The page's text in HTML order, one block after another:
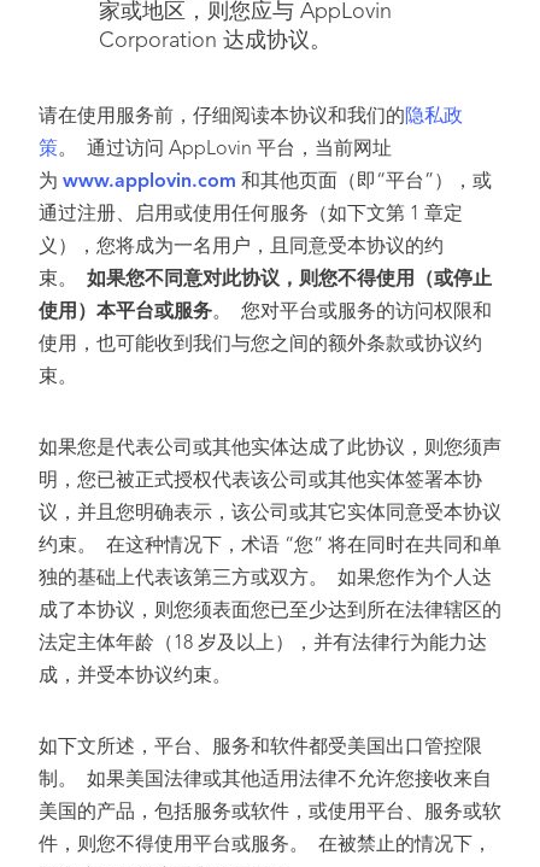
家或地区，则您应与 AppLovin
Corporation 达成协议。
请在使用服务前，仔细阅读本协议和我们的 隐私政
策。 通过访问 AppLovin 平台，当前网址
为 www.applovin.com 和其他页面（即“平台”），或
通过注册、启用或使用任何服务（如下文第 1 章定
义），您将成为一名用户，且同意受本协议的约
束。 如果您不同意对此协议，则您不得使用（或停止
使用）本平台或服务。 您对平台或服务的访问权限和
使用，也可能收到我们与您之间的额外条款或协议约
束。
如果您是代表公司或其他实体达成了此协议，则您须声
明，您已被正式授权代表该公司或其他实体签署本协
议，并且您明确表示，该公司或其它实体同意受本协议
约束。 在这种情况下，术语 “您” 将在同时在共同和单
独的基础上代表该第三方或双方。 如果您作为个人达
成了本协议，则您须表面您已至少达到所在法律辖区的
法定主体年龄（18 岁及以上），并有法律行为能力达
成，并受本协议约束。
如下文所述，平台、服务和软件都受美国出口管控限
制。 如果美国法律或其他适用法律不允许您接收来自
美国的产品，包括服务或软件，或使用平台、服务或软
件，则您不得使用平台或服务。 在被禁止的情况下，